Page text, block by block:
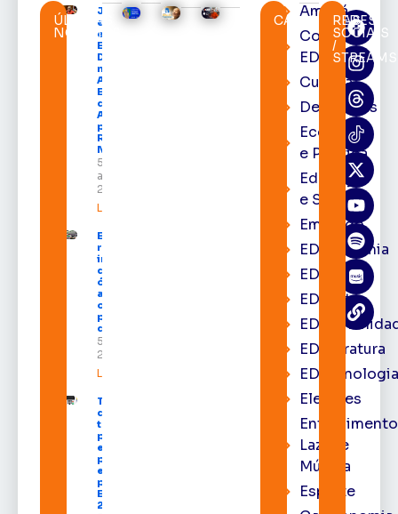
ÚLTIMAS
NOTÍCIAS
Jornalista
e cronista
esportivo
Edinho
Duarte é
nomeado
Assessor
Especial
da
ABRACE
para a
Região
Norte
5 de
agosto de
2026
Leia mais »
Expofeira 2026
reúne grandes
investidores
do setor de
óleo e gás e
amplia
oportunidades
para empresas
do Amapá
5 de agosto de
2026
Leia mais »
TSE define
divisão do
tempo de
propaganda
eleitoral e
participação
em debates
para as
Eleições
2026
CATEGORIAS
Amapá
Cortes
EDcast
Cultura
Destaques
Economia
e Política
Educação
e Saúde
Emprego
EDacademia
EDbrasília
EDcast
EDliteratura
Eleições
Lazer e
Música
Esporte
REDES
SOCIAIS
/
STREAMS